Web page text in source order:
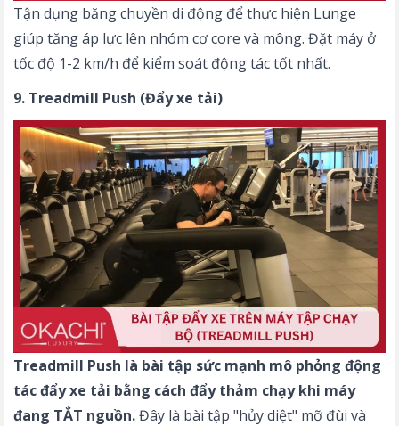
Tận dụng băng chuyền di động để thực hiện Lunge
giúp tăng áp lực lên nhóm cơ core và mông. Đặt máy ở
tốc độ 1-2 km/h để kiểm soát động tác tốt nhất.
9. Treadmill Push (Đẩy xe tải)
Treadmill Push là bài tập sức mạnh mô phỏng động
tác đẩy xe tải bằng cách đẩy thảm chạy khi máy
đang TẮT nguồn.Đây là bài tập "hủy diệt" mỡ đùi và